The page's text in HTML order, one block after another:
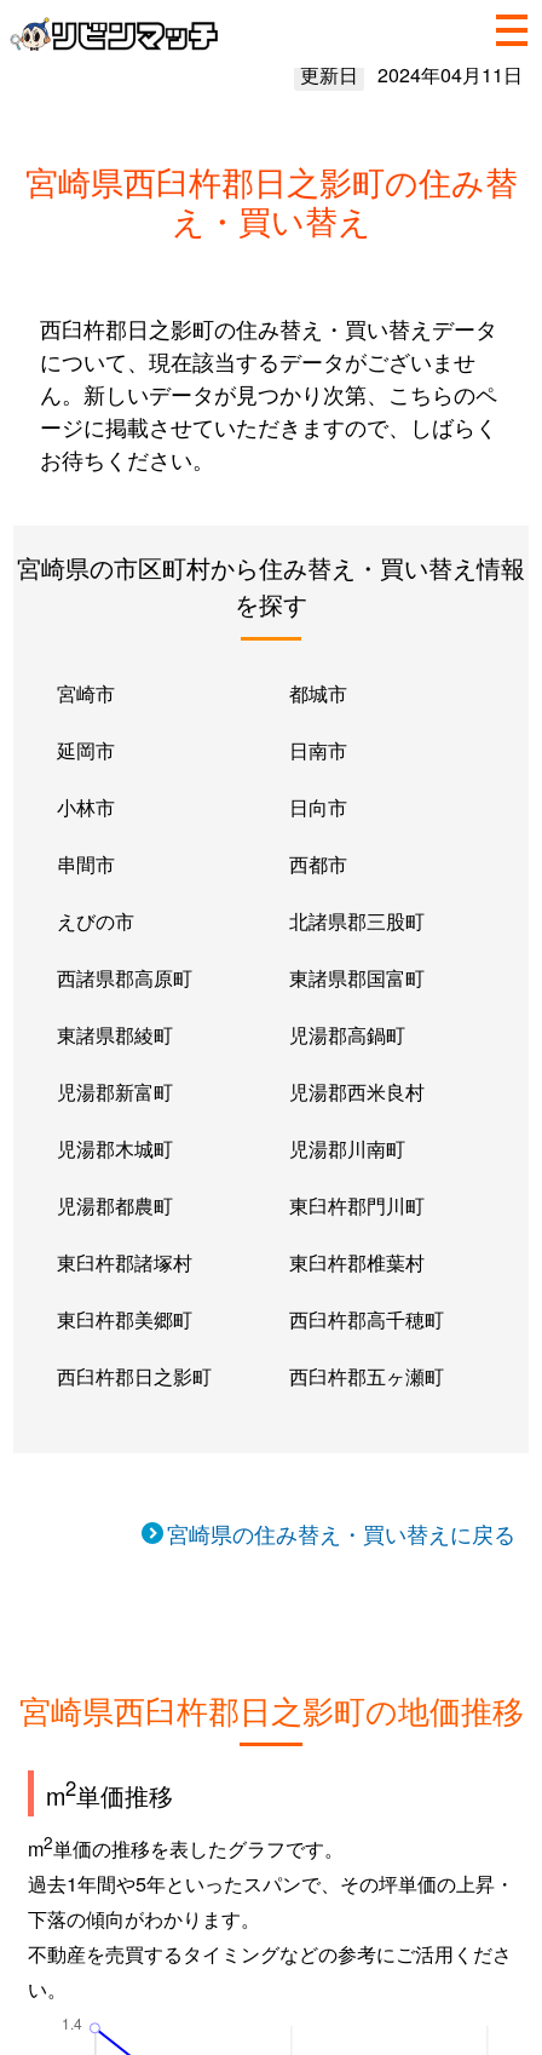
更新日 2024年04月11日
宮崎県西臼杵郡日之影町の住み替
え・買い替え
西臼杵郡日之影町の住み替え・買い替えデータ
について、現在該当するデータがございませ
ん。新しいデータが見つかり次第、こちらのペ
ージに掲載させていただきますので、しばらく
お待ちください。
宮崎県の市区町村から住み替え・買い替え情報
を探す
宮崎市 都城市
延岡市 日南市
小林市 日向市
串間市 西都市
えびの市 北諸県郡三股町
西諸県郡高原町 東諸県郡国富町
東諸県郡綾町 児湯郡高鍋町
児湯郡新富町 児湯郡西米良村
児湯郡木城町 児湯郡川南町
児湯郡都農町 東臼杵郡門川町
東臼杵郡諸塚村 東臼杵郡椎葉村
東臼杵郡美郷町 西臼杵郡高千穂町
西臼杵郡日之影町 西臼杵郡五ヶ瀬町
宮崎県の住み替え・買い替えに戻る
宮崎県西臼杵郡日之影町の地価推移
m2単価推移
m2単価の推移を表したグラフです。
過去1年間や5年といったスパンで、その坪単価の上昇・
下落の傾向がわかります。
不動産を売買するタイミングなどの参考にご活用くださ
い。